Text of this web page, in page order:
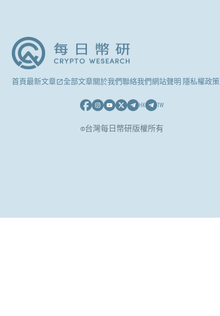
首頁最新文章 全部文章關於我們聯絡我們網站聲明 隱私權政策
HK TW
©台灣每日幣研版權所有